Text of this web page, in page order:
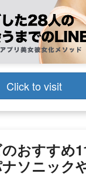
Click to visit
おすすめ
ナソニック